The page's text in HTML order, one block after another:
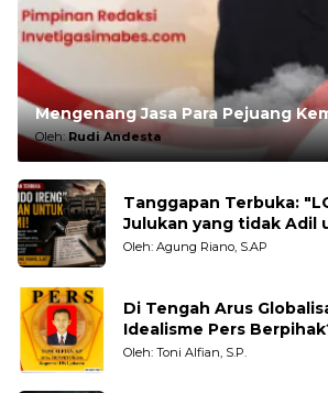
Mengenang Jasa Para Pejuang
Oleh:Rudi Andesta
Tanggapan Terbuka:
Julukan yang tidak Adil untuk Wartawan,
Pengamat dan LSM
Oleh: Agung Riano, S.AP
Di Tengah Arus
Idealisme Pers
Oleh: Toni Alfian, S.P.